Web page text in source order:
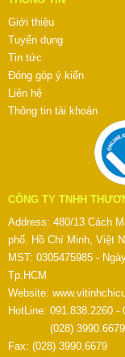
Giới thiệu
Tuyển dụng
Tin tức
Đóng góp ý kiến
Liên hệ
Thông tin tài khoản
CÔNG TY TNHH
Address: 480/13 Cách
phố. Hồ Chí Minh, Việt
MST: 0305475985 -
Tp.HCM
Website:
HotLine: 091.838.2260 -
(028) 3990.6679 -
Fax: (028) 3990.6679